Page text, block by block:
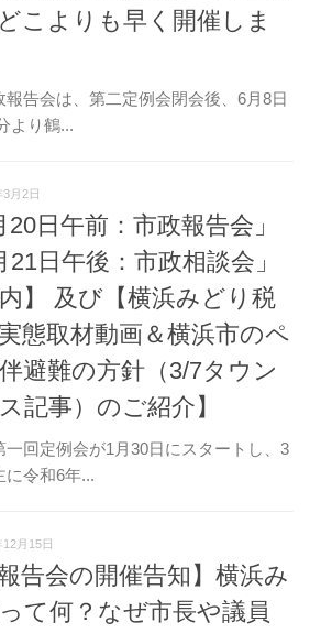
こよりも早く開催しま
報告会は、第二定例会閉会後、6月8日
より鶴...
3月2日
20日午前：市政報告会」
21日午後：市政相談会」
】 及び【横浜みどり税
態取材動画＆横浜市のペ
避難の方針（3/7タウン
記事）のご紹介】
一回定例会が1月30日にスタートし、3
に令和6年...
12月15日
報告会の開催告知】横浜み
て何？なぜ市長や議員